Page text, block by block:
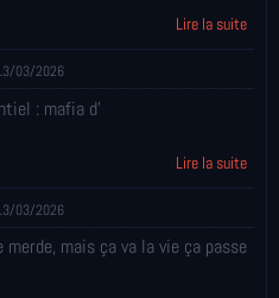
Lire la suite
03/2026
: mafia d'
Lire la suite
03/2026
merde, mais ça va la vie ça passe